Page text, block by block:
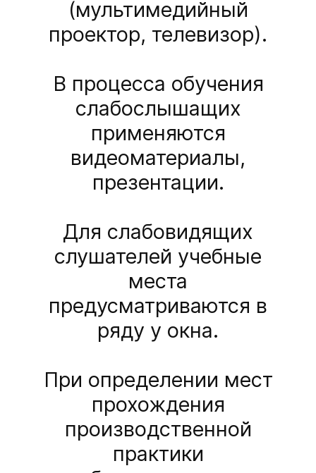
(мультимедийный
проектор, телевизор).
В процесса обучения
слабослышащих
применяются
видеоматериалы,
презентации.
Для слабовидящих
слушателей учебные
места
предусматриваются в
ряду у окна.
При определении мест
прохождения
производственной
практики